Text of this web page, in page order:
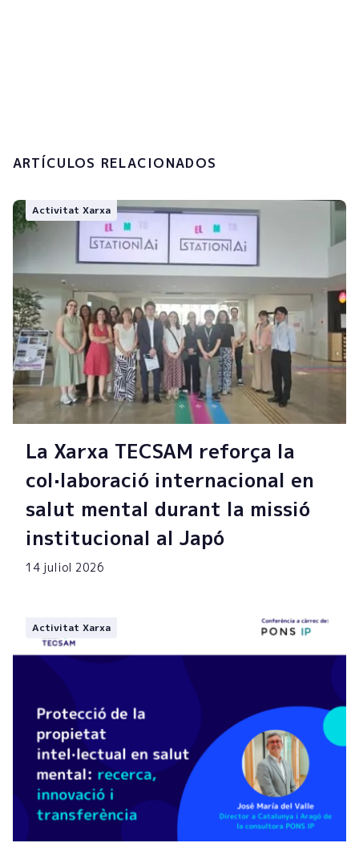
ARTÍCULOS RELACIONADOS
Activitat Xarxa
La Xarxa TECSAM reforça la
col·laboració internacional en
salut mental durant la missió
institucional al Japó
14 juliol 2026
Activitat Xarxa